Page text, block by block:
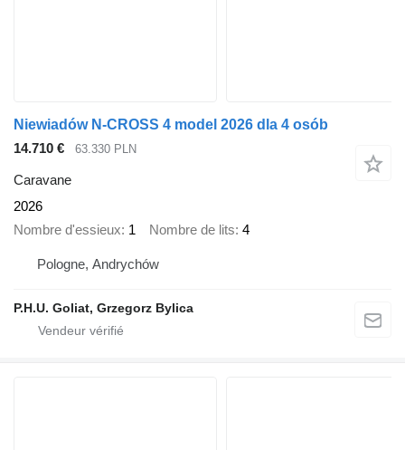
Niewiadów N-CROSS 4 model 2026 dla 4 osób
14.710 €
63.330 PLN
Caravane
2026
Nombre d'essieux 1 Nombre de lits 4
Pologne, Andrychów
P.H.U. Goliat, Grzegorz Bylica